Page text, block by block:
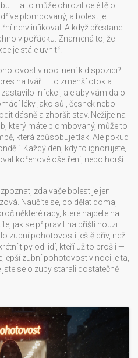
— a to může ohrozit celé tělo.
plombovaný, a bolest je
nerv infikoval. A když přestane
v pořádku. Znamená to, že
je stále uvnitř.
v noci není k dispozici?
na tvář — to zmenší otok a
infekci, ale aby vám dalo
léky jako sůl, česnek nebo
dásně a zhoršit stav. Nežijte na
který máte plombovaný, může to
která způsobuje tlak. Ale pokud
Každý den, kdy to ignorujete,
kořenové ošetření, nebo horší
zda vaše bolest je jen
Naučíte se, co dělat doma,
některé rady, které najdete na
jak se připravit na příští nouzi —
zubní pohotovosti ještě dřív, než
tipy od lidí, kteří už to prošli —
zubní pohotovost v noci je ta,
se o zuby starali dostatečně